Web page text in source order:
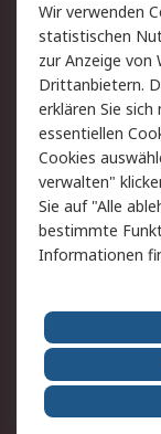
Hilfe
Rechtliches
AGB
Cookie-
Copyright/
Karriere bei RS
Qualität/
Event-Center
Wir verwenden
statistischen
zur Anzeige von
Drittanbietern.
erklären Sie
essentiellen
Cookies
verwalten"
Sie auf "Alle
bestimmte
Informationen